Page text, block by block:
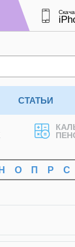
СТАТЬИ
Н О П Р С